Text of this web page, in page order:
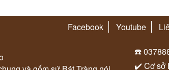
Facebook Youtube
☎️
✔️ Cơ sở